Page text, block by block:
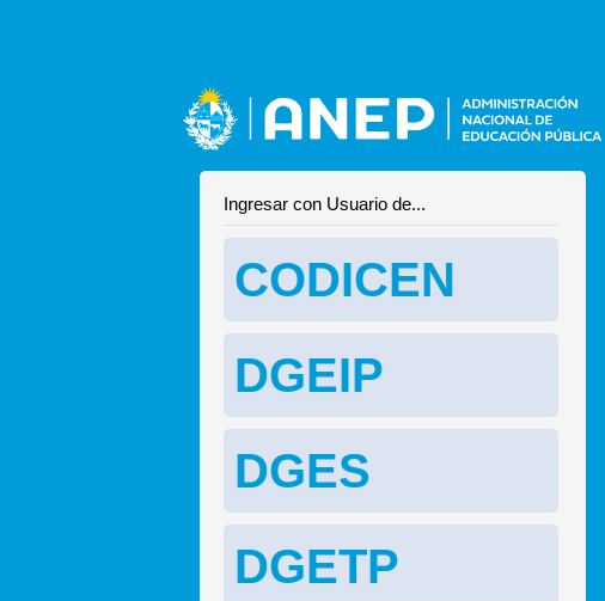
Ingresar con Usuario de...
CODICEN
DGEIP
DGES
DGETP